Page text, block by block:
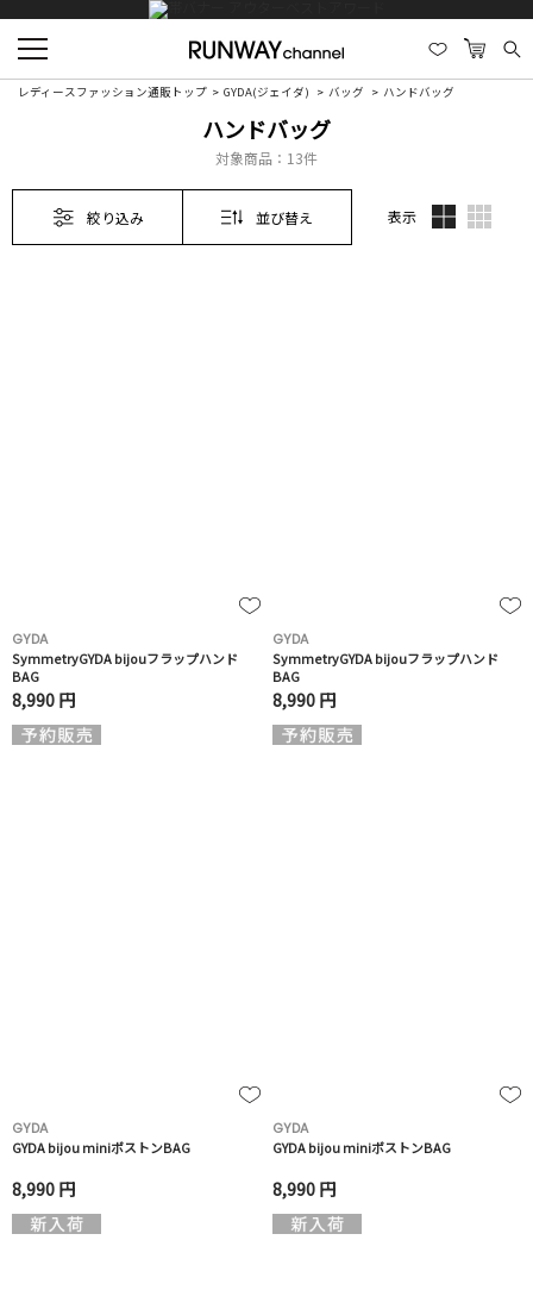
レディースファッション通販トップ GYDA(ジェイダ) バッグ ハンドバッグ
ハンドバッグ
対象商品： 13件
絞り込み 並び替え 表示
GYDA
SymmetryGYDA bijouフラップハンド
BAG
8,990 円
GYDA
SymmetryGYDA bijouフラップハンド
BAG
8,990 円
GYDA
GYDA bijou miniボストンBAG
8,990 円
GYDA
GYDA bijou miniボストンBAG
8,990 円